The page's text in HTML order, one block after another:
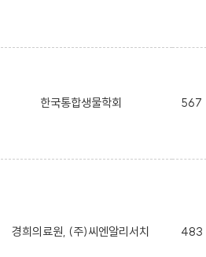
한국통합생물학회 567
경희의료원, (주)씨엔알리서치 483